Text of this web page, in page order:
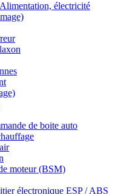
Alimentation, électricité
de boite auto
moteur (BSM)
électronique ESP / ABS